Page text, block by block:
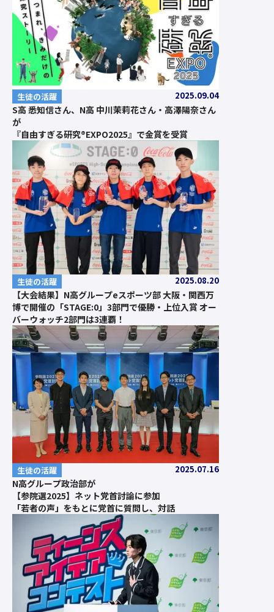
生徒の活躍 2025.09.04
S高 悉知信さん、N高 中川茉莉花さん・高澤陽奈さん
が
『自由すぎる研究®EXPO2025』で金賞を受賞
生徒の活躍 2025.08.20
【大会結果】N高グループeスポーツ部 大阪・関西万
博で開催の「STAGE:0」3部門で優勝・上位入賞 オー
バーウォッチ2部門は3連覇！
生徒の活躍 2025.07.16
N高グループ政治部が
【参院選2025】ネット党首討論に参加
「若者の声」をもとに党首に質問し、対話